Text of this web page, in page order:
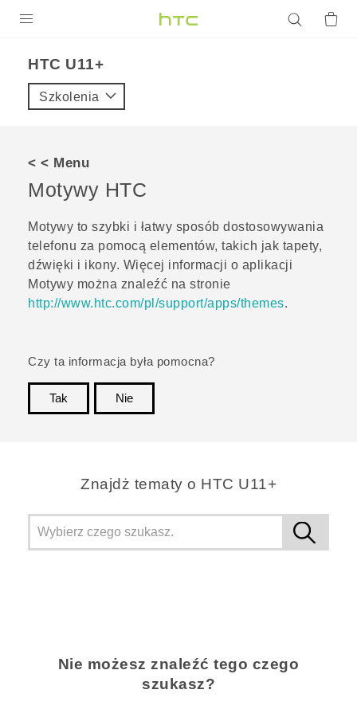
VIVE
POMOC TECHNICZNA
Urządzenia i akcesoria HTC
Zaloguj się
HTC U11+‎
Szkolenia
< < Menu
Motywy HTC
Motywy to szybki i łatwy sposób dostosowywania
telefonu za pomocą elementów, takich jak tapety,
dźwięki i ikony. Więcej informacji o aplikacji
Motywy można znaleźć na stronie
http://www.htc.com/pl/support/apps/themes.
Czy ta informacja była pomocna?
Tak
Nie
Znajdż tematy o HTC U11+
Nie możesz znaleźć tego czego
szukasz?